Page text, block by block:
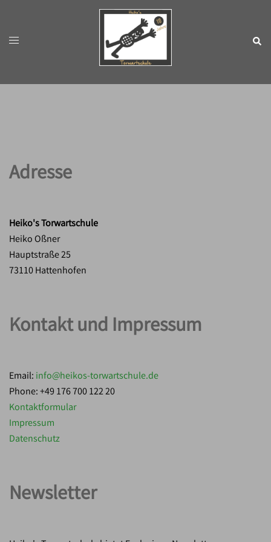
springen
Menü
Adresse
Heiko's Torwartschule
Heiko Oßner
Hauptstraße 25
73110 Hattenhofen
Kontakt und Impressum
Email: info@heikos-torwartschule.de
Phone: +49 176 700 122 20
Kontaktformular
Impressum
Datenschutz
Newsletter